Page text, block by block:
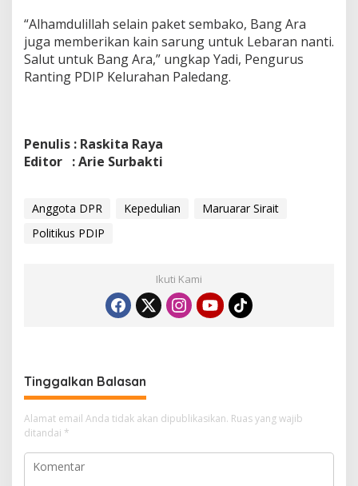
“Alhamdulillah selain paket sembako, Bang Ara
juga memberikan kain sarung untuk Lebaran nanti.
Salut untuk Bang Ara,” ungkap Yadi, Pengurus
Ranting PDIP Kelurahan Paledang.
Penulis : Raskita Raya
Editor : Arie Surbakti
Anggota DPR Kepedulian
Maruarar Sirait
Politikus PDIP
Ikuti Kami
Tinggalkan Balasan
Alamat email Anda tidak akan dipublikasikan. Ruas yang wajib
ditandai *